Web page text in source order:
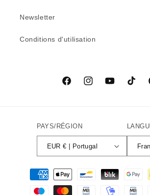
Newsletter
Conditions d'utilisation
FacebookInstagramYouTubeTikTok
PAYS/RÉGION
EUR € | Portugal
Moyens